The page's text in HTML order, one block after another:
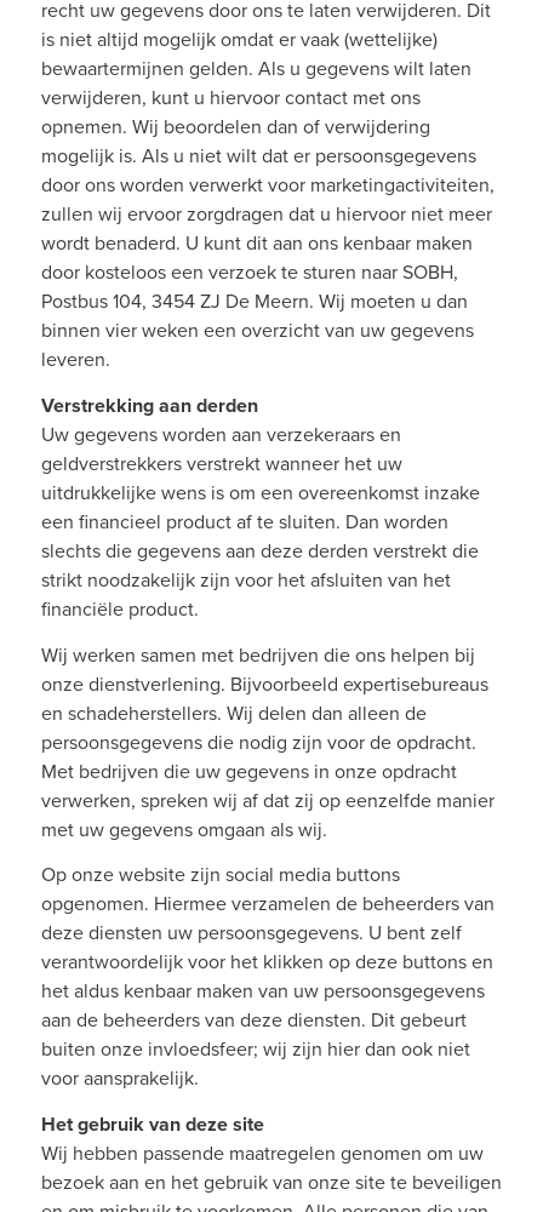
recht uw gegevens door ons te laten verwijderen. Dit
is niet altijd mogelijk omdat er vaak (wettelijke)
bewaartermijnen gelden. Als u gegevens wilt laten
verwijderen, kunt u hiervoor contact met ons
opnemen. Wij beoordelen dan of verwijdering
mogelijk is. Als u niet wilt dat er persoonsgegevens
door ons worden verwerkt voor marketingactiviteiten,
zullen wij ervoor zorgdragen dat u hiervoor niet meer
wordt benaderd. U kunt dit aan ons kenbaar maken
door kosteloos een verzoek te sturen naar SOBH,
Postbus 104, 3454 ZJ De Meern. Wij moeten u dan
binnen vier weken een overzicht van uw gegevens
leveren.
Verstrekking aan derden
Uw gegevens worden aan verzekeraars en
geldverstrekkers verstrekt wanneer het uw
uitdrukkelijke wens is om een overeenkomst inzake
een financieel product af te sluiten. Dan worden
slechts die gegevens aan deze derden verstrekt die
strikt noodzakelijk zijn voor het afsluiten van het
financiële product.
Wij werken samen met bedrijven die ons helpen bij
onze dienstverlening. Bijvoorbeeld expertisebureaus
en schadeherstellers. Wij delen dan alleen de
persoonsgegevens die nodig zijn voor de opdracht.
Met bedrijven die uw gegevens in onze opdracht
verwerken, spreken wij af dat zij op eenzelfde manier
met uw gegevens omgaan als wij.
Op onze website zijn social media buttons
opgenomen. Hiermee verzamelen de beheerders van
deze diensten uw persoonsgegevens. U bent zelf
verantwoordelijk voor het klikken op deze buttons en
het aldus kenbaar maken van uw persoonsgegevens
aan de beheerders van deze diensten. Dit gebeurt
buiten onze invloedsfeer; wij zijn hier dan ook niet
voor aansprakelijk.
Het gebruik van deze site
Wij hebben passende maatregelen genomen om uw
bezoek aan en het gebruik van onze site te beveiligen